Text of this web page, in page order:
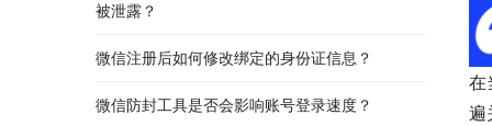
在
遍
被泄露？
微信注册后如何修改绑定的身份证信息？
微信防封工具是否会影响账号登录速度？